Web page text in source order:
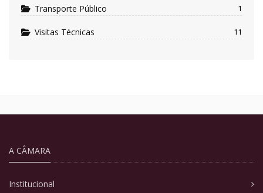
Transporte Público 1
Visitas Técnicas 11
A CÂMARA
Institucional